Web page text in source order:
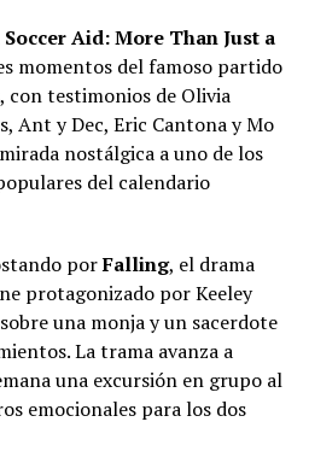
Soccer Aid: More Than Just a
momentos del famoso partido
con testimonios de Olivia
Ant y Dec, Eric Cantona y Mo
nostálgica a uno de los
del calendario
porFalling, el drama
protagonizado por Keeley
una monja y un sacerdote
La trama avanza a
una excursión en grupo al
emocionales para los dos